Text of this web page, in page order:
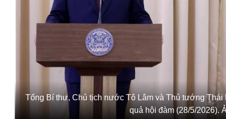
Tổng Bí thư, Chủ tịch nước Tô Lâm và Thủ tướng
quả hội đàm (28/5/2026).